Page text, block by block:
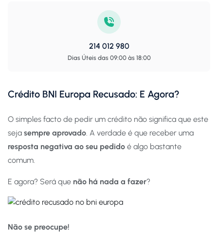
214 012 980
Dias Úteis das 09:00 às 18:00
Crédito BNI Europa Recusado: E Agora?
O simples facto de pedir um crédito não significa que este
seja sempre aprovado . A verdade é que receber uma
resposta negativa ao seu pedido é algo bastante
comum.
E agora? Será que não há nada a fazer?
Não se preocupe!